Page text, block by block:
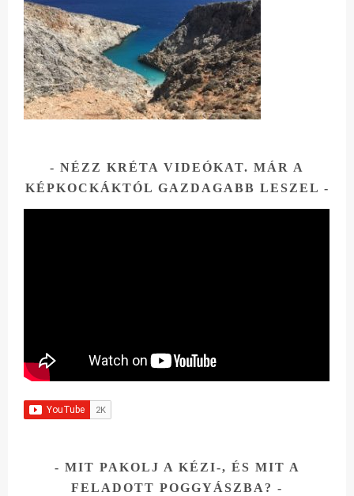
NÉZZ KRÉTA VIDEÓKAT. MÁR A
KÉPKOCKÁKTÓL GAZDAGABB LESZEL
MIT PAKOLJ A KÉZI-, ÉS MIT A
FELADOTT POGGYÁSZBA?